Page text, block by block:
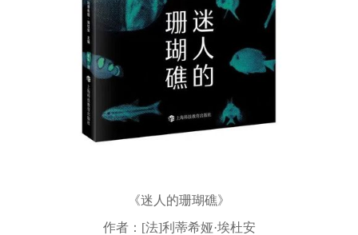
《迷人的珊瑚礁》
作者：[法]利蒂希娅·埃杜安